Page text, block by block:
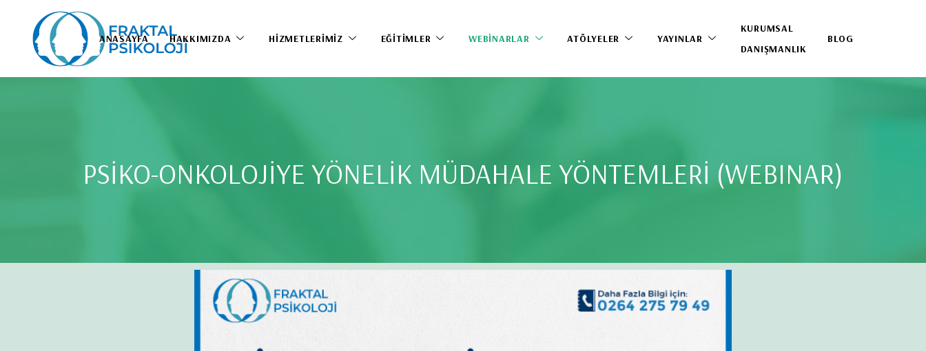
ANASAYFA HAKKIMIZDA HIZMETLERIMIZ EĞITIMLER WEBINARLAR ATÖLYELER YAYINLAR
KURUMSAL
DANIŞMANLIK
BLOG
PSİKO-ONKOLOJİYE YÖNELİK MÜDAHALE YÖNTEMLERİ (WEBINAR)